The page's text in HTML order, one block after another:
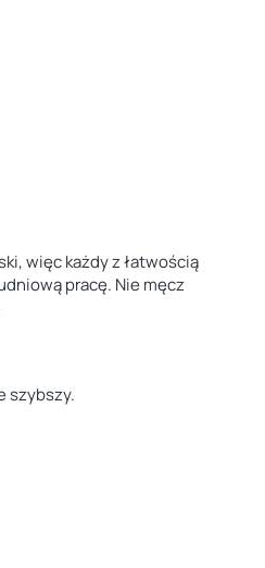
więc każdy z łatwością
pracę. Nie męcz
szybszy.